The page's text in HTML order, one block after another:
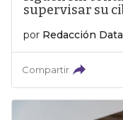
supervisar su
por Redacción
Compartir